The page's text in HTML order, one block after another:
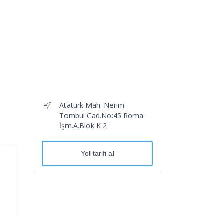
Atatürk Mah. Nerim
Tombul Cad.No:45 Roma
İşm.A.Blok K 2
Yol tarifi al